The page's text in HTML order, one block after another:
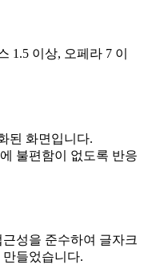
1.5 이상, 오페라 7 이
된 화면입니다.
불편함이 없도록 반응
성을 준수하여 글자크
들었습니다.